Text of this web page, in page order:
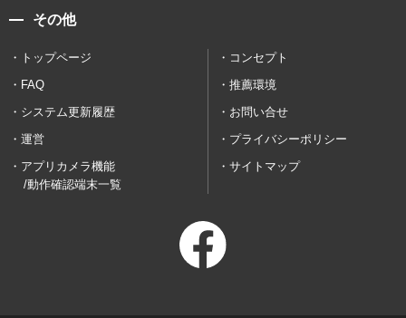
その他
トップページ
コンセプト
FAQ
推薦環境
システム更新履歴
お問い合せ
運営
プライバシーポリシー
アプリカメラ機能
/動作確認端末一覧
サイトマップ